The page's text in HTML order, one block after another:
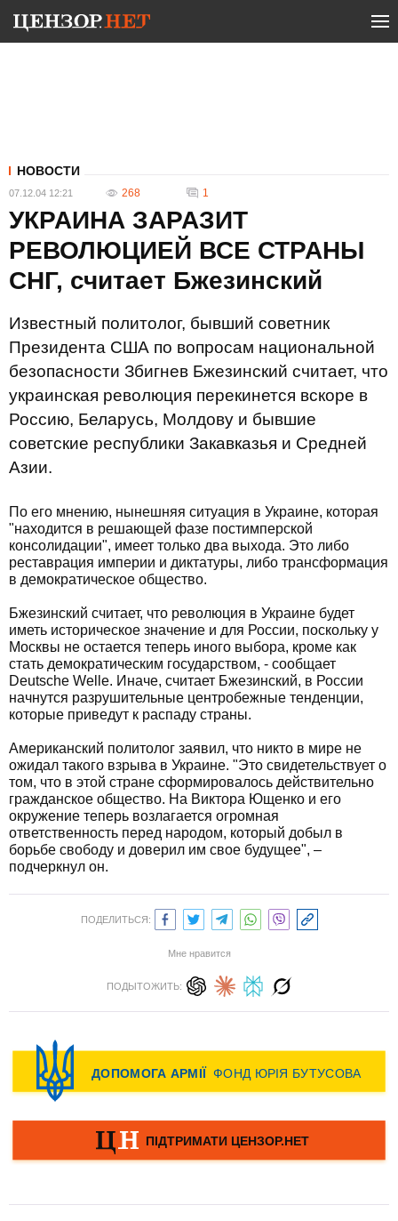
НОВОСТИ
07.12.04 12:21 268 1
УКРАИНА ЗАРАЗИТ
РЕВОЛЮЦИЕЙ ВСЕ СТРАНЫ
СНГ, считает Бжезинский
Известный политолог, бывший советник
Президента США по вопросам национальной
безопасности Збигнев Бжезинский считает, что
украинская революция перекинется вскоре в
Россию, Беларусь, Молдову и бывшие
советские республики Закавказья и Средней
Азии.
По его мнению, нынешняя ситуация в Украине, которая
"находится в решающей фазе постимперской
консолидации", имеет только два выхода. Это либо
реставрация империи и диктатуры, либо трансформация
в демократическое общество.
Бжезинский считает, что революция в Украине будет
иметь историческое значение и для России, поскольку у
Москвы не остается теперь иного выбора, кроме как
стать демократическим государством, - сообщает
Deutsche Welle. Иначе, считает Бжезинский, в России
начнутся разрушительные центробежные тенденции,
которые приведут к распаду страны.
Американский политолог заявил, что никто в мире не
ожидал такого взрыва в Украине. "Это свидетельствует о
том, что в этой стране сформировалось действительно
гражданское общество. На Виктора Ющенко и его
окружение теперь возлагается огромная
ответственность перед народом, который добыл в
борьбе свободу и доверил им свое будущее", –
подчеркнул он.
ПОДЕЛИТЬСЯ:
Мне нравится
ПОДЫТОЖИТЬ: